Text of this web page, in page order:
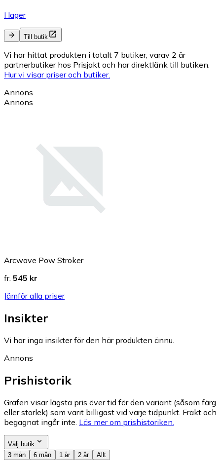
I lager
Till butik
Vi har hittat produkten i totalt 7 butiker, varav 2 är
partnerbutiker hos Prisjakt och har direktlänk till butiken.
Hur vi visar priser och butiker.
Annons
Annons
Arcwave Pow Stroker
fr. 545 kr
Jämför alla priser
Insikter
Vi har inga insikter för den här produkten ännu.
Annons
Prishistorik
Grafen visar lägsta pris över tid för den variant (såsom färg
eller storlek) som varit billigast vid varje tidpunkt. Frakt och
begagnat ingår inte. Läs mer om prishistoriken.
Välj butik
3 mån
6 mån 1 år 2 år Allt